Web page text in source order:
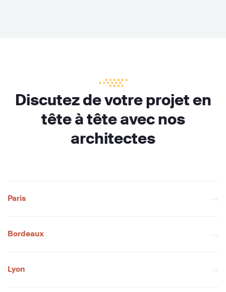
Discutez de votre projet en
tête à tête avec nos
architectes
Paris
Bordeaux
Lyon